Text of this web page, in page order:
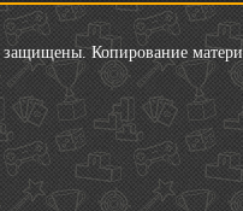
Копирование